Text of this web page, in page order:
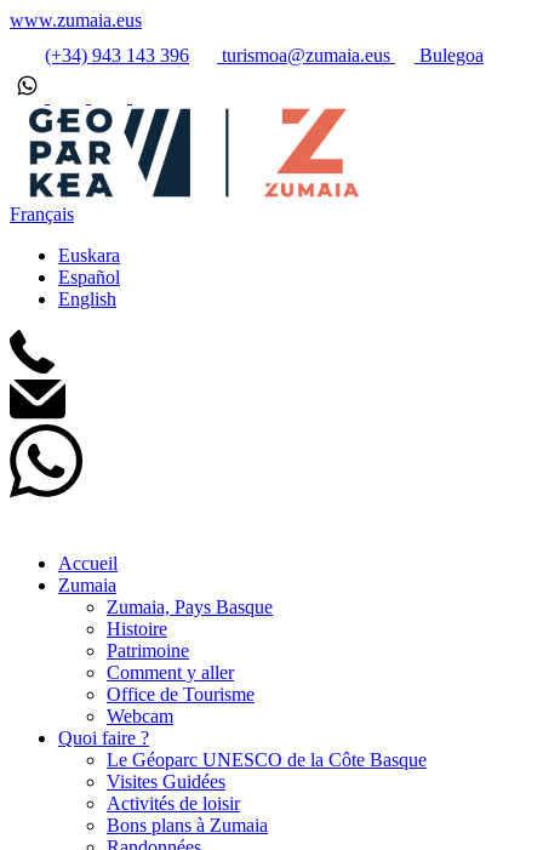
www.zumaia.eus
(+34) 943 143 396
turismoa@zumaia.eus Bulegoa
Français
Euskara
Español
English
Accueil
Zumaia
Zumaia, Pays Basque
Histoire
Patrimoine
Comment y aller
Office de Tourisme
Webcam
Quoi faire ?
Le Géoparc UNESCO de la Côte Basque
Visites Guidées
Activités de loisir
Bons plans à Zumaia